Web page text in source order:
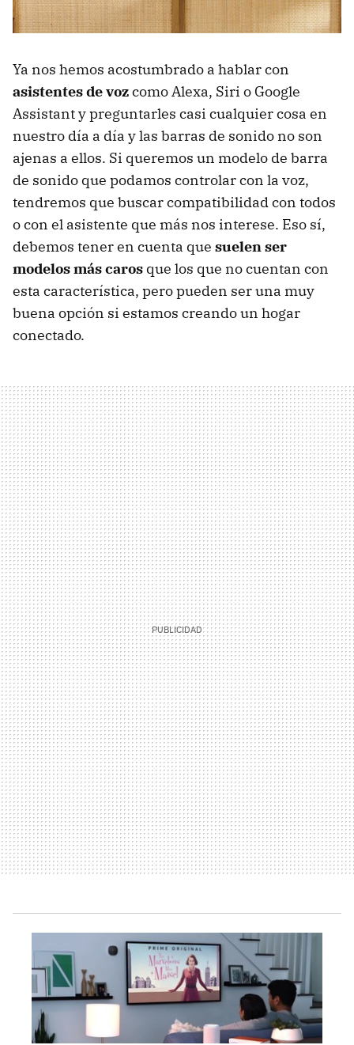
Ya nos hemos acostumbrado a hablar con
asistentes de vozcomo Alexa, Siri o Google
Assistant y preguntarles casi cualquier cosa en
nuestro día a día y las barras de sonido no son
ajenas a ellos. Si queremos un modelo de barra
de sonido que podamos controlar con la voz,
tendremos que buscar compatibilidad con todos
o con el asistente que más nos interese. Eso sí,
debemos tener en cuenta que suelen ser
modelos más caros que los que no cuentan con
esta característica, pero pueden ser una muy
buena opción si estamos creando un hogar
conectado.